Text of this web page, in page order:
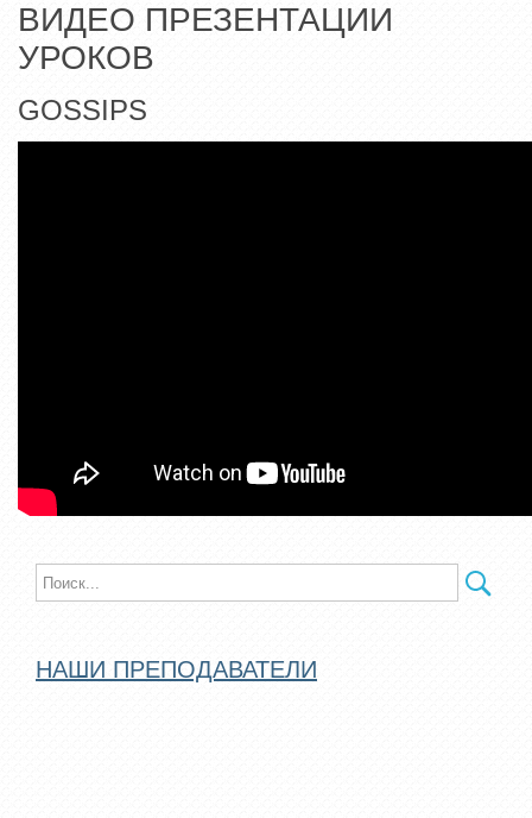
ВИДЕО ПРЕЗЕНТАЦИИ
УРОКОВ
GOSSIPS
НАШИ ПРЕПОДАВАТЕЛИ